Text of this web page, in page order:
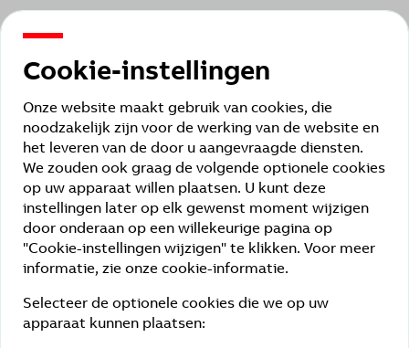
Kies alle beschikbare abonnementen die u wilt opzeggen:
PLUS
ProService Portal PRO PLUS
Toegangscontrole op afstand
BASIC (Smart Energy)
PREMIUM (Smart Energy)
Cookie-instellingen
Onze website maakt gebruik van cookies, die
noodzakelijk zijn voor de werking van de website en
het leveren van de door u aangevraagde diensten.
We zouden ook graag de volgende optionele cookies
op uw apparaat willen plaatsen. U kunt deze
instellingen later op elk gewenst moment wijzigen
door onderaan op een willekeurige pagina op
"Cookie-instellingen wijzigen" te klikken. Voor meer
informatie, zie onze cookie-informatie.
Selecteer de optionele cookies die we op uw
apparaat kunnen plaatsen: